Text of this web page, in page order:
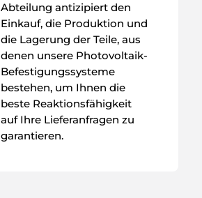
Abteilung antizipiert den
Einkauf, die Produktion und
die Lagerung der Teile, aus
denen unsere Photovoltaik-
Befestigungssysteme
bestehen, um Ihnen die
beste Reaktionsfähigkeit
auf Ihre Lieferanfragen zu
garantieren.